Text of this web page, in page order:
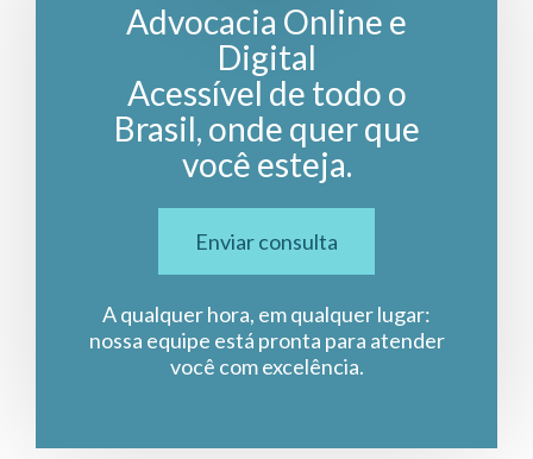
Advocacia Online e
Digital
Acessível de todo o
Brasil, onde quer que
você esteja.
Enviar consulta
A qualquer hora, em qualquer lugar:
nossa equipe está pronta para atender
você com excelência.